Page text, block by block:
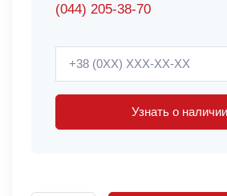
(044) 205-38-70
Узнать о наличии